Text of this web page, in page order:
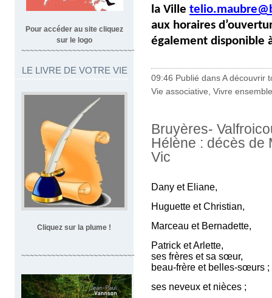
Pour accéder au site cliquez
sur le logo
~~~~~~~~~~~~~~~~~~~~~~~~~~~~~~~~~
LE LIVRE DE VOTRE VIE
Cliquez sur la plume !
~~~~~~~~~~~~~~~~~~~~~~~~~~~~~~~~~~
la Ville
aux horaires
également disponible
09:46 Publié dansA découvrir
Vie associative Vivre ensemble
Bruyères-
Hélène : décès de
Vic
Dany et Eliane,
Huguette et Christian,
Marceau et Bernadette,
Patrick et Arlette,
ses frères et sa sœur,
beau-frère et belles-sœurs ;
ses neveux et nièces ;